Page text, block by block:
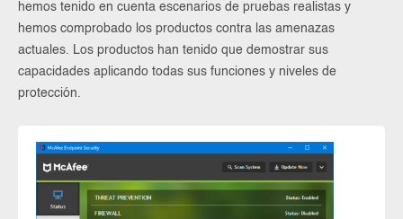
hemos tenido en cuenta escenarios de pruebas realistas y
hemos comprobado los productos contra las amenazas
actuales. Los productos han tenido que demostrar sus
capacidades aplicando todas sus funciones y niveles de
protección.